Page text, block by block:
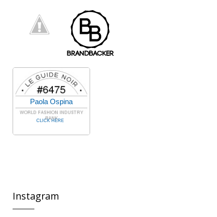
Paola Ospina
CLICK HERE
Instagram